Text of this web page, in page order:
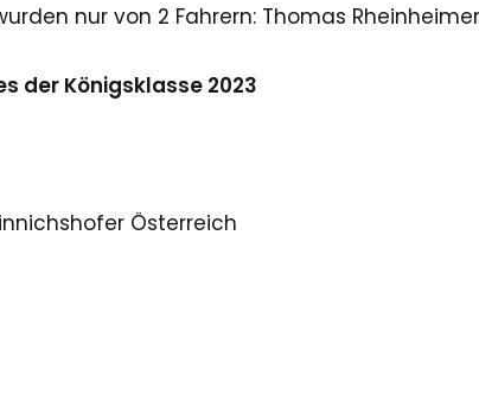
nur von 2 Fahrern: Thomas
der Königsklasse 2023
Österreich